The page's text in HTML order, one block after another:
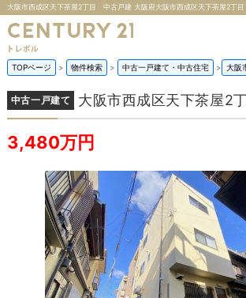
TOPページ 物件検索 中古一戸建て・中古住宅 大阪
中古一戸建て 大阪市西成区天下茶屋2
3,480万円